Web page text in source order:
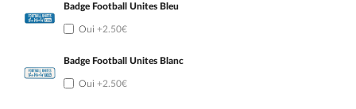
Badge Football Unites Bleu
Oui +2.50€
Badge Football Unites Blanc
Oui +2.50€